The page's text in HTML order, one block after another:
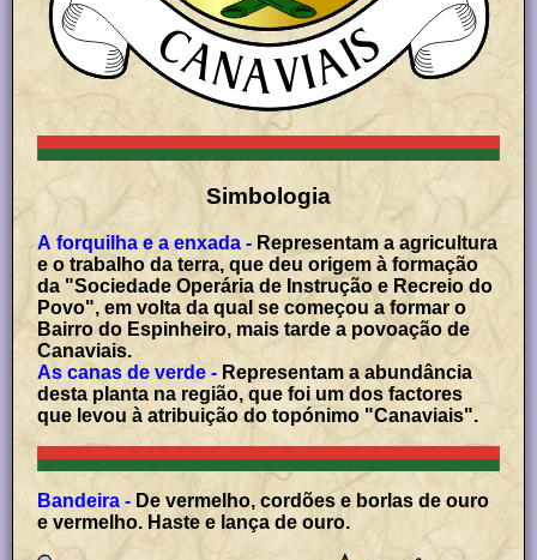
Simbologia
A forquilha e a enxada - Representam a agricultura
e o trabalho da terra, que deu origem à formação
da "Sociedade Operária de Instrução e Recreio do
Povo", em volta da qual se começou a formar o
Bairro do Espinheiro, mais tarde a povoação de
Canaviais.
As canas de verde -Representam a abundância
desta planta na região, que foi um dos factores
que levou à atribuição do topónimo "Canaviais".
Bandeira - De vermelho, cordões e borlas de ouro
e vermelho. Haste e lança de ouro.